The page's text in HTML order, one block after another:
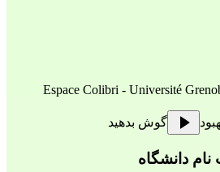
Espace Colibri - Université
گوش بدهید
دانشگاه